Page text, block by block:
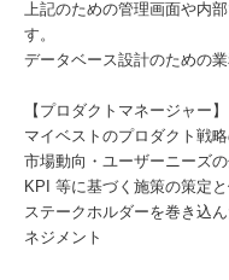
上記のための管理画面や内
す。
データベース設計のための
【プロダクトマネージャー】
マイベストのプロダクト戦
市場動向・ユーザーニーズ
KPI 等に基づく施策の策定
ステークホルダーを巻き込
ネジメント